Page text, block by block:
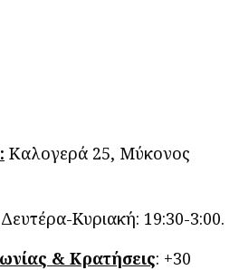
Καλογερά 25, Μύκονος
Δευτέρα-Κυριακή: 19:30-3:00.
& Κρατήσεις: +30